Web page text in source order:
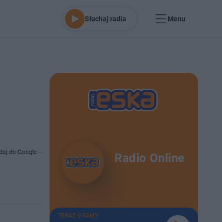
Słuchaj radia Menu
do Google Radio Online
TERAZ GRAMY